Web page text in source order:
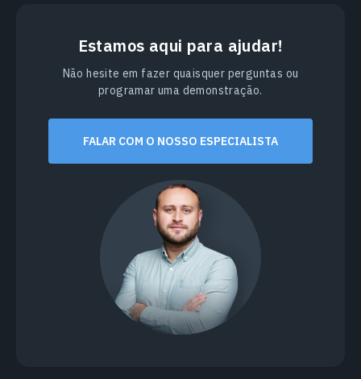
Estamos aqui para ajudar!
Não hesite em fazer quaisquer perguntas ou
programar uma demonstração.
FALAR COM O NOSSO ESPECIALISTA